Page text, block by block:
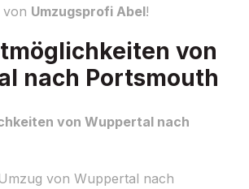
von Umzugsprofi Abel!
von
nach Portsmouth
von Wuppertal nach
von Wuppertal nach